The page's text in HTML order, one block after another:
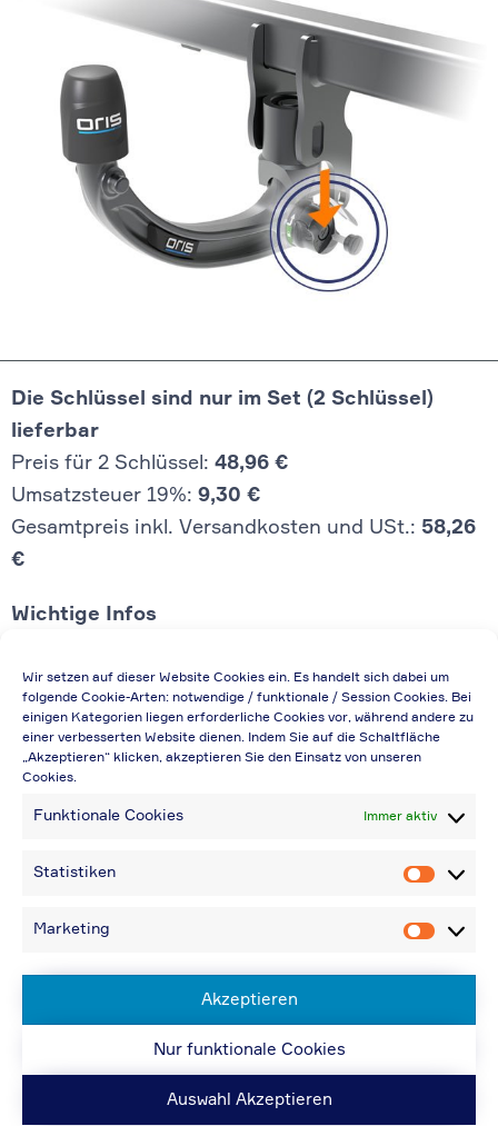
Wir setzen auf dieser Website Cookies ein. Es handelt sich dabei um
folgende Cookie-Arten: notwendige / funktionale / Session Cookies. Bei
einigen Kategorien liegen erforderliche Cookies vor, während andere zu
einer verbesserten Website dienen. Indem Sie auf die Schaltfläche
„Akzeptieren“ klicken, akzeptieren Sie den Einsatz von unseren
Cookies.
Funktionale Cookies Immer aktiv
Statistiken
Marketing
Akzeptieren
Nur funktionale Cookies
Auswahl Akzeptieren
Die Schlüssel sind nur im Set (2 Schlüssel)
lieferbar
Preis für 2 Schlüssel: 48,96 €
Umsatzsteuer 19%: 9,30 €
Gesamtpreis inkl. Versandkosten und USt.: 58,26
€
Wichtige Infos
Die Preisangabe gilt auch für
Handelsbetriebe (Netto-Preis, ohne
Rabattabzug)
Falls durch Falschangaben im Bestellformular
Bei Rückfragen können Sie uns über die E-
Bei Angabe von USt-IdNr und Bestellungen
| Website: ORIS